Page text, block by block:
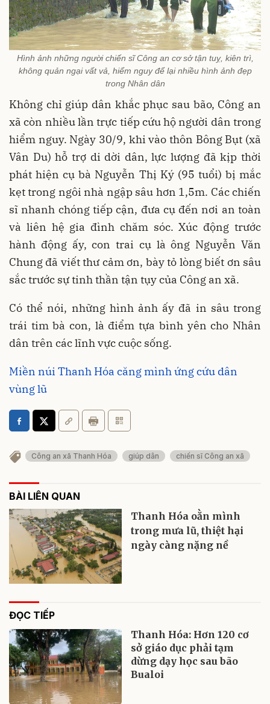
Hình ảnh những người chiến sĩ Công an cơ sở tận tuỵ, kiên trì,
không quản ngại vất vả, hiểm nguy để lại nhiều hình ảnh đẹp
trong Nhân dân
Không chỉ giúp dân khắc phục sau bão, Công an
xã còn nhiều lần trực tiếp cứu hộ người dân trong
hiểm nguy. Ngày 30/9, khi vào thôn Bông Bụt (xã
Vân Du) hỗ trợ di dời dân, lực lượng đã kịp thời
phát hiện cụ bà Nguyễn Thị Ký (95 tuổi) bị mắc
kẹt trong ngôi nhà ngập sâu hơn 1,5m. Các chiến
sĩ nhanh chóng tiếp cận, đưa cụ đến nơi an toàn
và liên hệ gia đình chăm sóc. Xúc động trước
hành động ấy, con trai cụ là ông Nguyễn Văn
Chung đã viết thư cảm ơn, bày tỏ lòng biết ơn sâu
sắc trước sự tinh thần tận tụy của Công an xã.
Có thể nói, những hình ảnh ấy đã in sâu trong
trái tim bà con, là điểm tựa bình yên cho Nhân
dân trên các lĩnh vực cuộc sống.
Miền núi Thanh Hóa căng mình ứng cứu dân
vùng lũ
Công an xã Thanh Hóa giúp dân chiến sĩ Công an xã
BÀI LIÊN QUAN
Thanh Hóa oằn mình
trong mưa lũ, thiệt hại
ngày càng nặng nề
ĐỌC TIẾP
Thanh Hóa: Hơn 120 cơ
sở giáo dục phải tạm
dừng dạy học sau bão
Bualoi